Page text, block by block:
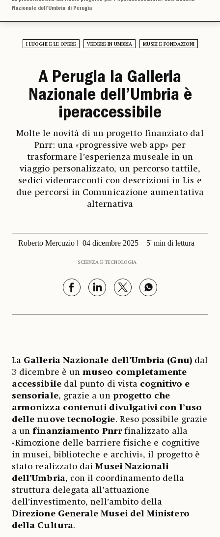
Nazionale dell’Umbria di Perugia
I LUOGHI E LE OPERE VEDERE IN UMBRIA MUSEI E FONDAZIONI
A Perugia la Galleria
Nazionale dell’Umbria è
iperaccessibile
Molte le novità di un progetto finanziato dal
Pnrr: una «progressive web app» per
trasformare l’esperienza museale in un
viaggio personalizzato, un percorso tattile,
sedici videoracconti con descrizioni in Lis e
due percorsi in Comunicazione aumentativa
alternativa
Roberto Mercuzio 04 dicembre 2025 5' min di lettura
SCIENZA E TECNOLOGIA
La Galleria Nazionale dell’Umbria (Gnu)dal
3 dicembre è unmuseo completamente
accessibiledal punto di vista cognitivo e
sensoriale, grazie a un progetto che
armonizza contenuti divulgativi con l’uso
delle nuove tecnologie. Reso possibile grazie
a unfinanziamento Pnrrfinalizzato alla
«Rimozione delle barriere fisiche e cognitive
in musei, biblioteche e archivi», il progetto è
stato realizzato daiMusei Nazionali
dell’Umbria, con il coordinamento della
struttura delegata all’attuazione
dell’investimento, nell’ambito della
Direzione Generale Musei del Ministero
della Cultura.